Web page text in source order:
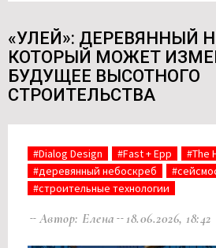
«УЛЕЙ»: ДЕРЕВЯННЫЙ
КОТОРЫЙ МОЖЕТ
БУДУЩЕЕ ВЫСОТНОГО
СТРОИТЕЛЬСТВА
#Dialog Design #Fast + Epp
#The
#деревянный небоскреб
#строительные технологии
Автор: Елена 18.06.2026, 18:42